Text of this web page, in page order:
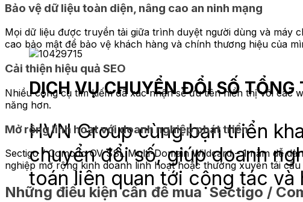
DỊCH VỤ CHUYỂN ĐỔI SỐ TỔNG
HVN Group cùng bạn triển
chuyển đổi số, giúp doanh
toán liên quan tới cộng tác và
Bảo vệ dữ liệu toàn diện, nâng cao an ninh mạng
Mọi dữ liệu được truyền tải giữa trình duyệt người dùng và máy
cao bảo mật để bảo vệ khách hàng và chính thương hiệu của
Cải thiện hiệu quả SEO
Nhiều công cụ tìm kiếm đã xác nhận sẽ ưu tiên hiển thị với các
năng hơn.
Mở rộng linh hoạt với doanh nghiệp phát triển
Sectigo / Comodo OV SSL Multi-Domain Wildcard – 1 năm dễ
nghiệp mở rộng kinh doanh linh hoạt hoặc thường xuyên tái
Những điều kiện cần để mua Sectigo /